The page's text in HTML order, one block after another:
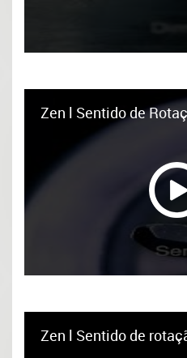
Zen l Sentido de
Zen l Sentido de